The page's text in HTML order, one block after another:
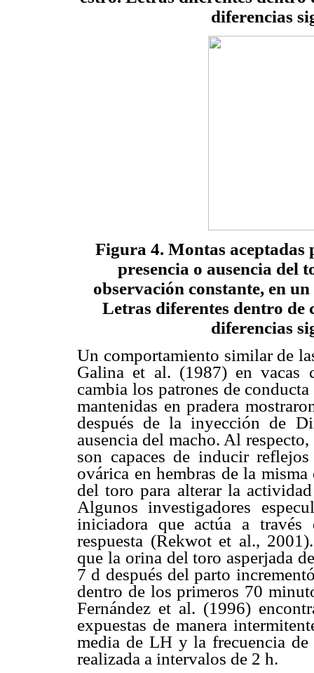
diferencias
Figura 4. Montas aceptadas
presencia o ausencia del
observación constante, en
Letras diferentes dentro de
diferencias
Un comportamiento similar de
Galina et al. (1987) en vacas
cambia los patrones de
mantenidas en pradera
después de la inyección de
ausencia del macho. Al
son capaces de inducir
ovárica en hembras de la
del toro para alterar la
Algunos investigadores
iniciadora que actúa a
respuesta (Rekwot et al.,
que la orina del toro asperjada
7 d después del parto
dentro de los primeros 70
Fernández et al. (1996)
expuestas de manera
media de LH y la frecuencia
realizada a intervalos de 2 h.